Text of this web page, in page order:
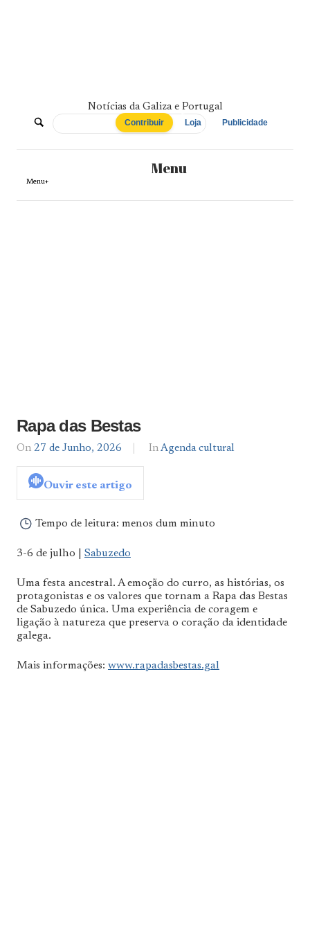
De
Norte
a
Notícias da Galiza e Portugal
Contribuir Loja Publicidade
Menu
Menu+
Rapa das Bestas
On 27 de Junho, 2026
By
In Agenda cultural
Ouvir este artigo
Tempo de leitura: menos dum minuto
3-6 de julho | Sabuzedo
Uma festa ancestral. A emoção do curro, as histórias, os
protagonistas e os valores que tornam a Rapa das Bestas
de Sabuzedo única. Uma experiência de coragem e
ligação à natureza que preserva o coração da identidade
galega.
Mais informações: www.rapadasbestas.gal